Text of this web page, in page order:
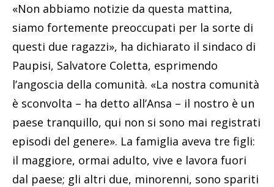
«Non abbiamo notizie da questa mattina,
siamo fortemente preoccupati per la sorte di
questi due ragazzi», ha dichiarato il sindaco di
Paupisi, Salvatore Coletta, esprimendo
l’angoscia della comunità. «La nostra comunità
è sconvolta – ha detto all’Ansa – il nostro è un
paese tranquillo, qui non si sono mai registrati
episodi del genere». La famiglia aveva tre figli:
il maggiore, ormai adulto, vive e lavora fuori
dal paese; gli altri due, minorenni, sono spariti